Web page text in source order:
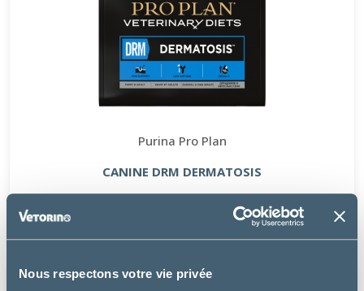
Nous respectons votre vie privée
Purina Pro Plan
CANINE DRM DERMATOSIS